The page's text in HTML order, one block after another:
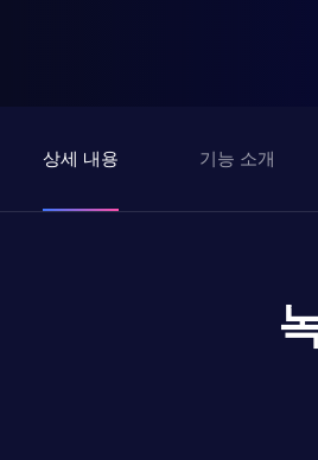
상세 내용 기능 소개